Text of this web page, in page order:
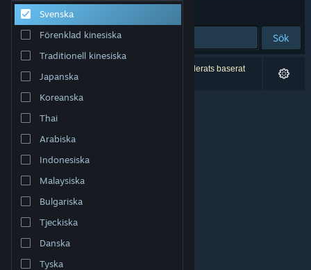
Support
Byt språk
Skaffa Steams mobilapp
Se skrivbordswebbplats
Svenska
Förenklad kinesiska
Traditionell kinesiska
Japanska
Koreanska
Thai
Arabiska
Indonesiska
Malaysiska
Bulgariska
Tjeckiska
Danska
Tyska
Sortera efter Relevans
Sök
0 träffar matchade din sökning. 6 titlar har exkluderats baserat
på dina preferenser.